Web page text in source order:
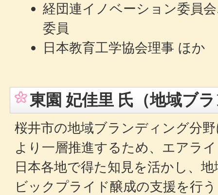
経団連イノベーション委員
委員
日本教育工学協会理事 ほか
東園 妃佳里 氏（地域ブ
桜井市の地域ブランディング分
より一層推進するため、エアラ
日本各地で得た知見を活かし、
ビックプライド醸成の支援を行